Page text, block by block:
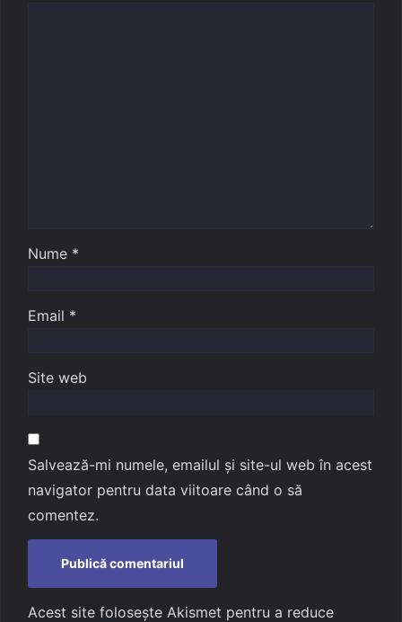
Nume *
Email *
Site web
Salvează-mi numele, emailul și site-ul web în acest
navigator pentru data viitoare când o să
comentez.
Acest site folosește Akismet pentru a reduce